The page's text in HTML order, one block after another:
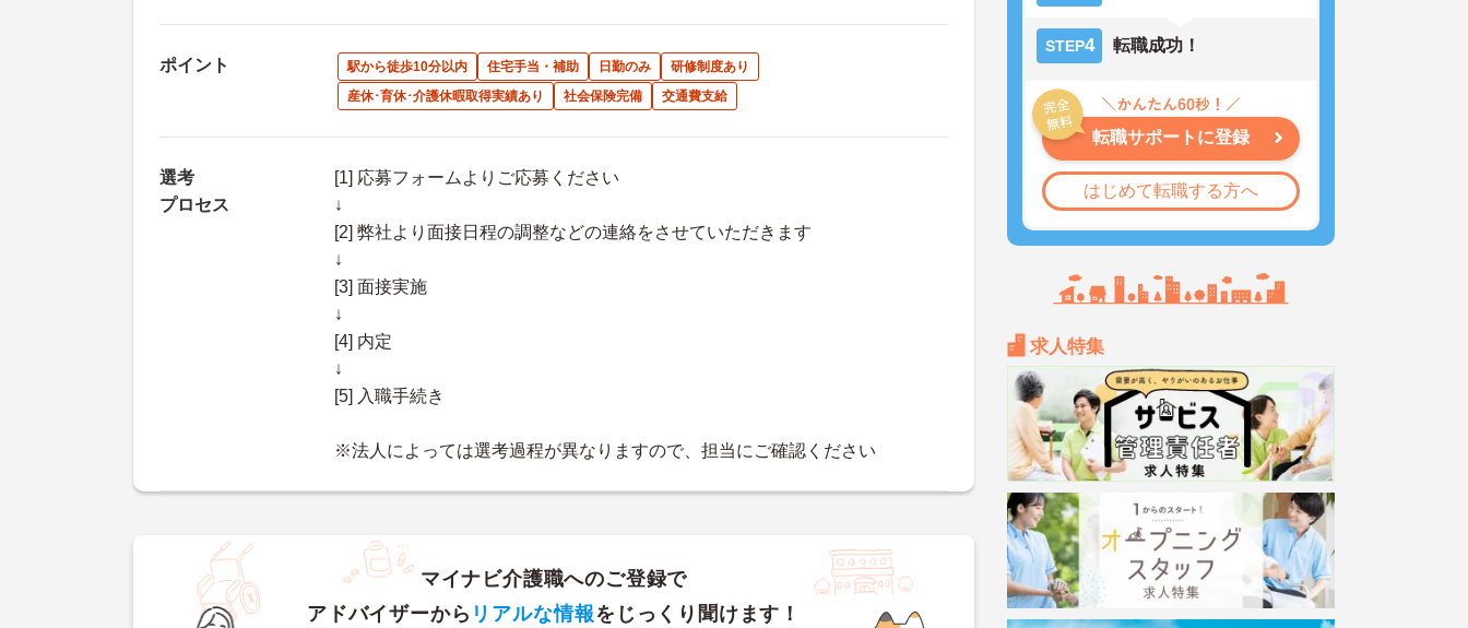
ポイント 駅から徒歩10分以内 住宅手当・補助 日勤のみ
研修制度あり
産休･育休･介護休暇取得実績あり
社会保険完備 交通費支給
選考
プロセス
[1] 応募フォームよりご応募ください
↓
[2] 弊社より面接日程の調整などの連絡をさせていただきます
↓
[3] 面接実施
↓
[4] 内定
↓
[5] 入職手続き
※法人によっては選考過程が異なりますので、担当にご確認ください
マイナビ介護職へのご登録で
アドバイザーから リアルな情報をじっくり聞けます！
STEP4 転職成功！
転職サポートに登録
はじめて転職する方へ
求人特集